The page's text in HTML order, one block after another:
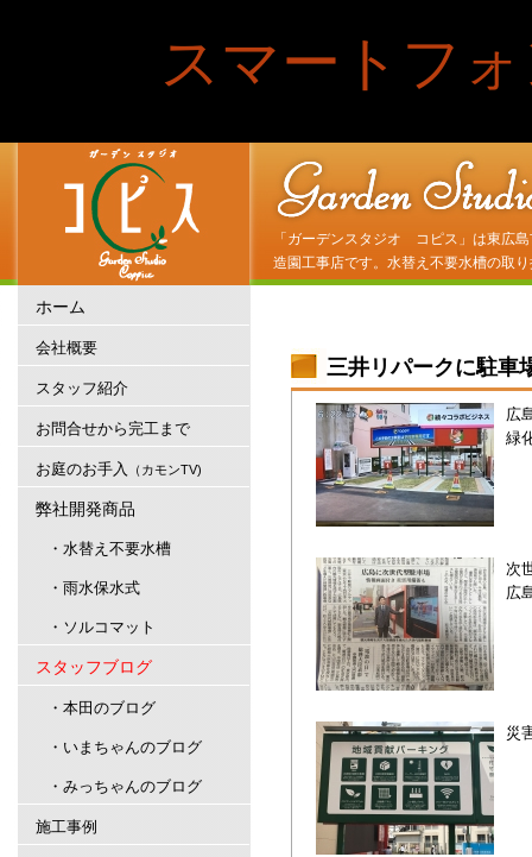
スマートフ
「ガーデンスタジオ コピス」は東広
造園工事店です。水替え不要水槽の取
三井リパークに駐車
広
緑
次
広
災
ホーム
会社概要
スタッフ紹介
お問合せから完工まで
お庭のお手入 （カモンTV)
弊社開発商品
・水替え不要水槽
・雨水保水式
・ソルコマット
スタッフブログ
・本田のブログ
・いまちゃんのブログ
・みっちゃんのブログ
施工事例